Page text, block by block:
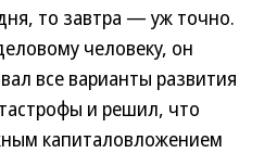
то завтра — уж точно.
человеку, он
все варианты развития
и решил, что
капиталовложением